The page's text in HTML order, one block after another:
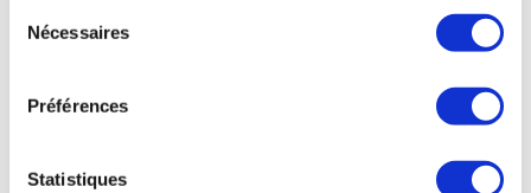
Nécessaires
Préférences
Statistiques